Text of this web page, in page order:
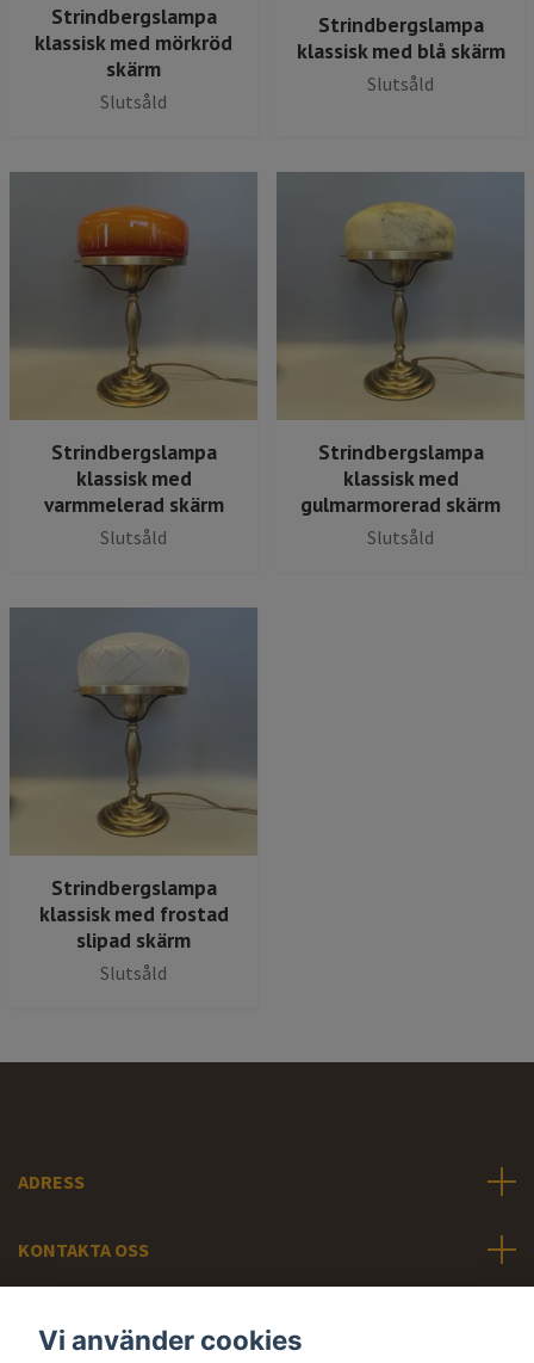
Strindbergslampa
klassisk med mörkröd
skärm
Slutsåld
Strindbergslampa
klassisk med blå skärm
Slutsåld
Strindbergslampa
klassisk med
varmmelerad skärm
Slutsåld
Strindbergslampa
klassisk med
gulmarmorerad skärm
Slutsåld
Strindbergslampa
klassisk med frostad
slipad skärm
Slutsåld
ADRESS
KONTAKTA OSS
Vi använder cookies